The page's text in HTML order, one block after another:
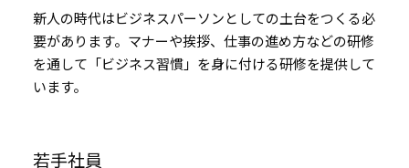
新人の時代はビジネスパーソンとしての土台をつくる必
要があります。マナーや挨拶、仕事の進め方などの研修
を通して「ビジネス習慣」を身に付ける研修を提供して
います。
若手社員